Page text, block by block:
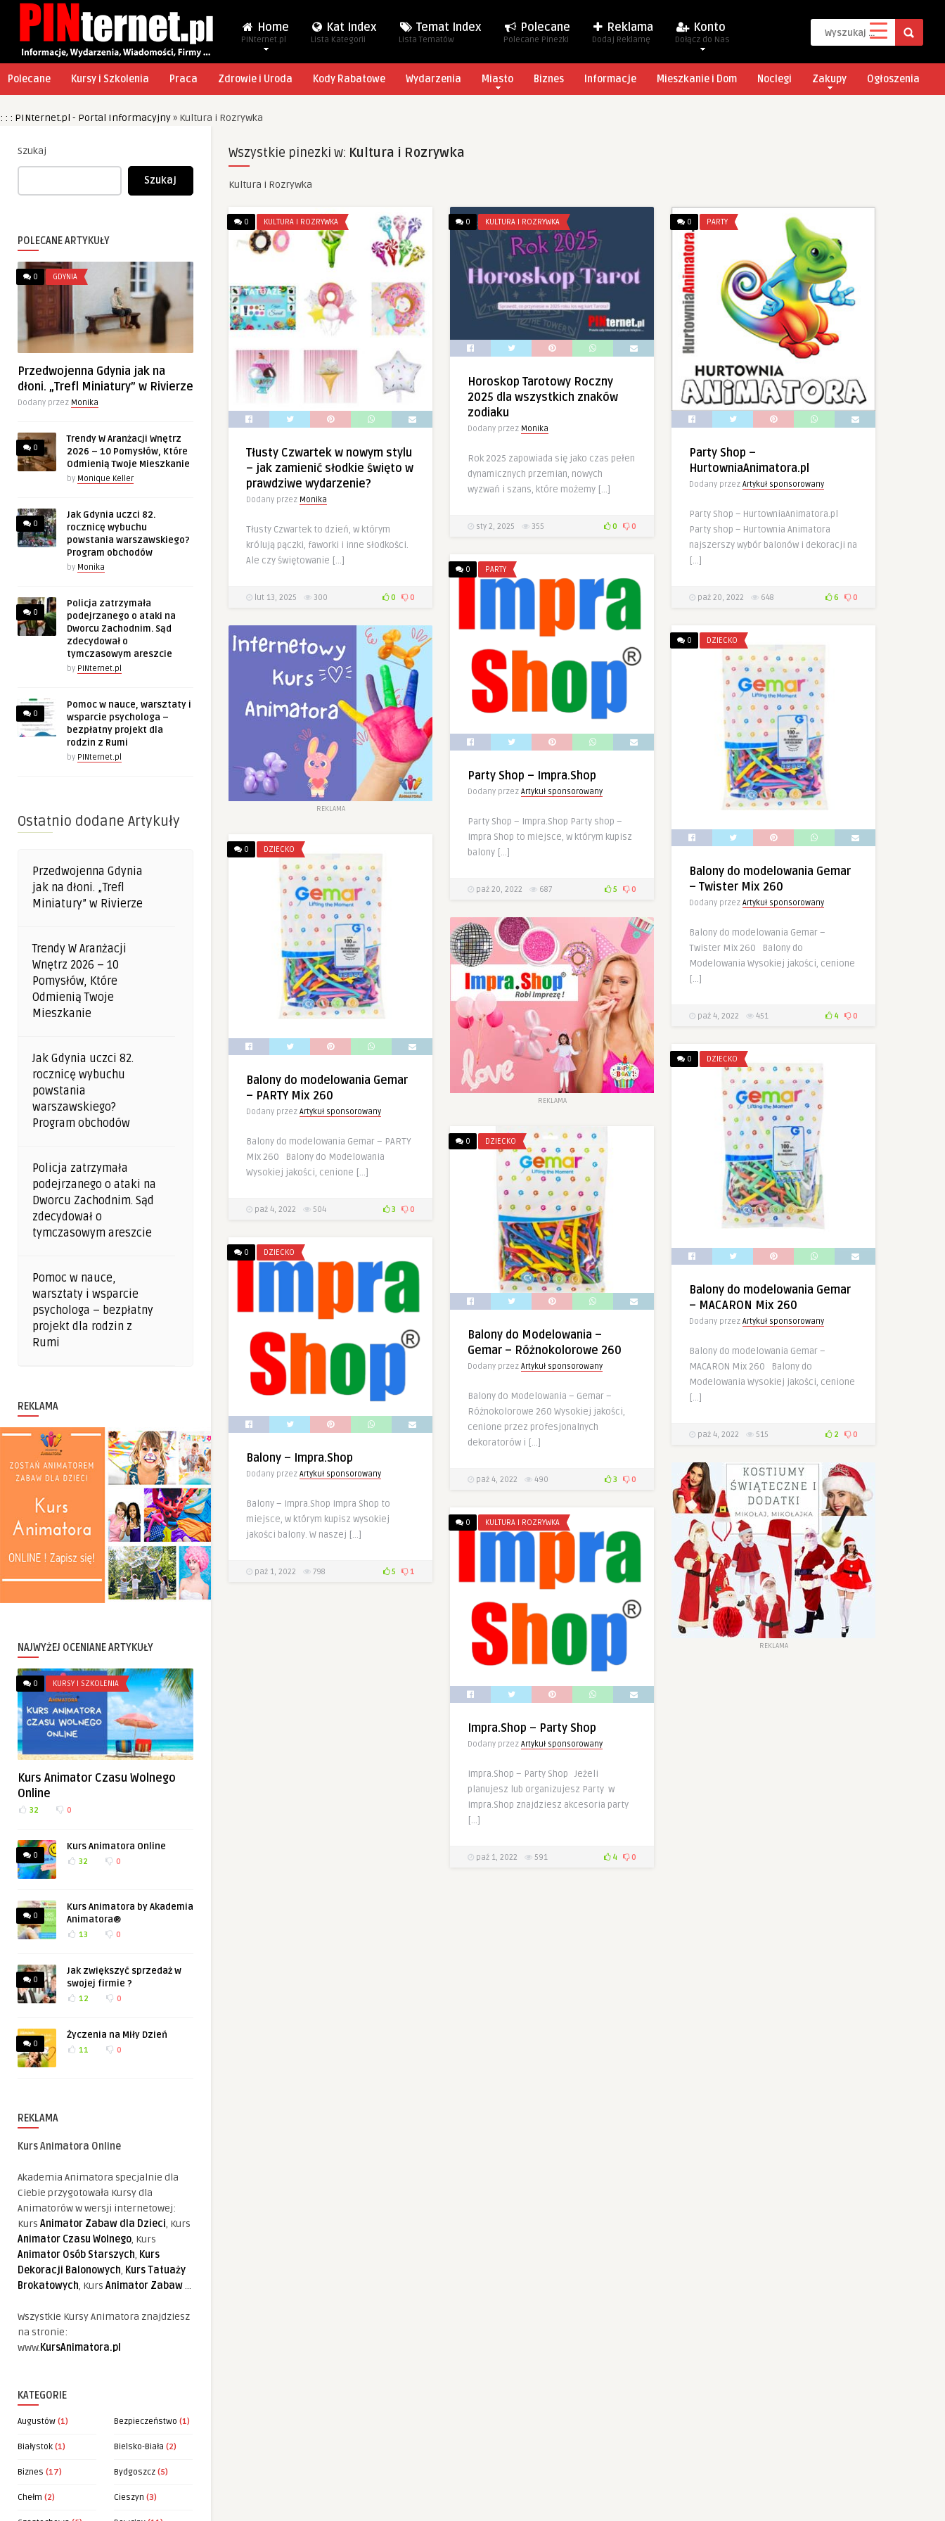
Home
PINternet.pl
Kat Index
Lista Kategorii
Temat Index
Lista Tematów
Polecane
Polecane Pinezki
Reklama
Dodaj Reklamę
Konto
Dołącz do Nas
Polecane Kursy i Szkolenia Praca Zdrowie i Uroda Kody Rabatowe Wydarzenia Miasto Biznes Informacje Mieszkanie i Dom Noclegi Zakupy Ogłoszenia
: : : PINternet.pl - Portal Informacyjny» Kultura i Rozrywka
Szukaj
Szukaj
POLECANE ARTYKUŁY
0 GDYNIA
Przedwojenna Gdynia jak na
dłoni. „Trefl Miniatury” w Rivierze
Dodany przez Monika
0
Trendy W Aranżacji Wnętrz
2026 – 10 Pomysłów, Które
Odmienią Twoje Mieszkanie
by Monique Keller
0
Jak Gdynia uczci 82.
rocznicę wybuchu
powstania warszawskiego?
Program obchodów
by Monika
0
Policja zatrzymała
podejrzanego o ataki na
Dworcu Zachodnim. Sąd
zdecydował o
tymczasowym areszcie
by PINternet.pl
0
Pomoc w nauce, warsztaty i
wsparcie psychologa –
bezpłatny projekt dla
rodzin z Rumi
by PINternet.pl
Ostatnio dodane Artykuły
Przedwojenna Gdynia
jak na dłoni. „Trefl
Miniatury” w Rivierze
Trendy W Aranżacji
Wnętrz 2026 – 10
Pomysłów, Które
Odmienią Twoje
Mieszkanie
Jak Gdynia uczci 82.
rocznicę wybuchu
powstania
warszawskiego?
Program obchodów
Policja zatrzymała
podejrzanego o ataki na
Dworcu Zachodnim. Sąd
zdecydował o
tymczasowym areszcie
Pomoc w nauce,
warsztaty i wsparcie
psychologa – bezpłatny
projekt dla rodzin z
Rumi
REKLAMA
NAJWYŻEJ OCENIANE ARTYKUŁY
0 KURSY I SZKOLENIA
Kurs Animator Czasu Wolnego
Online
32 0
0
Kurs Animatora Online
32 0
0
Kurs Animatora by Akademia
Animatora®
13 0
0
Jak zwiększyć sprzedaż w
swojej firmie ?
12 0
0
Życzenia na Miły Dzień
11 0
REKLAMA
Kurs Animatora Online
Akademia Animatora specjalnie dla
Ciebie przygotowała Kursy dla
Animatorów w wersji internetowej:
Kurs Animator Zabaw dla Dzieci, Kurs
Animator Czasu Wolnego, Kurs
Animator Osób Starszych, Kurs
Dekoracji Balonowych, Kurs Tatuaży
Brokatowych, Kurs Animator Zabaw...
Wszystkie Kursy Animatora znajdziesz
na stronie:
www.KursAnimatora.pl
KATEGORIE
Augustów (1) Bezpieczeństwo (1)
Białystok (1) Bielsko-Biała (2)
Biznes (17) Bydgoszcz (5)
Chełm (2) Cieszyn (3)
Wszystkie pinezki w: Kultura i Rozrywka
Kultura i Rozrywka
0 KULTURA I ROZRYWKA
Tłusty Czwartek w nowym stylu
– jak zamienić słodkie święto w
prawdziwe wydarzenie?
Dodany przez Monika
Tłusty Czwartek to dzień, w którym
królują pączki, faworki i inne słodkości.
Ale czy świętowanie […]
lut 13, 2025 300 0 0
0 KULTURA I ROZRYWKA
Horoskop Tarotowy Roczny
2025 dla wszystkich znaków
zodiaku
Dodany przez Monika
Rok 2025 zapowiada się jako czas pełen
dynamicznych przemian, nowych
wyzwań i szans, które możemy […]
sty 2, 2025 355 0 0
0 PARTY
Party Shop –
HurtowniaAnimatora.pl
Dodany przez Artykuł sponsorowany
Party Shop – HurtowniaAnimatora.pl
Party shop – Hurtownia Animatora
najszerszy wybór balonów i dekoracji na
[…]
paź 20, 2022 648 6 0
0 PARTY
Party Shop – Impra.Shop
Dodany przez Artykuł sponsorowany
Party Shop – Impra.Shop Party shop –
Impra Shop to miejsce, w którym kupisz
balony […]
paź 20, 2022 687 5 0
REKLAMA
0 DZIECKO
Balony do modelowania Gemar
– Twister Mix 260
Dodany przez Artykuł sponsorowany
Balony do modelowania Gemar –
Twister Mix 260 Balony do
Modelowania Wysokiej jakości, cenione
[…]
paź 4, 2022 451 4 0
0 DZIECKO
Balony do modelowania Gemar
– PARTY Mix 260
Dodany przez Artykuł sponsorowany
Balony do modelowania Gemar – PARTY
Mix 260 Balony do Modelowania
Wysokiej jakości, cenione […]
paź 4, 2022 504 3 0
REKLAMA
0 DZIECKO
Balony do modelowania Gemar
– MACARON Mix 260
Dodany przez Artykuł sponsorowany
Balony do modelowania Gemar –
MACARON Mix 260 Balony do
Modelowania Wysokiej jakości, cenione
[…]
paź 4, 2022 515 2 0
0 DZIECKO
Balony do Modelowania –
Gemar – Różnokolorowe 260
Dodany przez Artykuł sponsorowany
Balony do Modelowania – Gemar –
Różnokolorowe 260 Wysokiej jakości,
cenione przez profesjonalnych
dekoratorów i […]
paź 4, 2022 490 3 0
0 DZIECKO
Balony – Impra.Shop
Dodany przez Artykuł sponsorowany
Balony – Impra.Shop Impra Shop to
miejsce, w którym kupisz wysokiej
jakości balony. W naszej […]
paź 1, 2022 798 5 1
REKLAMA
0 KULTURA I ROZRYWKA
Impra.Shop – Party Shop
Dodany przez Artykuł sponsorowany
Impra.Shop – Party Shop Jeżeli
planujesz lub organizujesz Party w
Impra.Shop znajdziesz akcesoria party
[…]
paź 1, 2022 591 4 0